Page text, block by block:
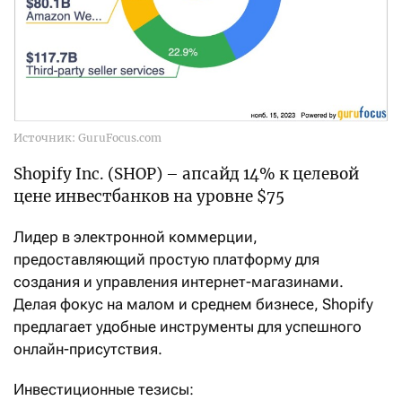
Источник: GuruFocus.com
Shopify Inc. (SHOP) – апсайд 14% к целевой
цене инвестбанков на уровне $75
Лидер в электронной коммерции,
предоставляющий простую платформу для
создания и управления интернет-магазинами.
Делая фокус на малом и среднем бизнесе, Shopify
предлагает удобные инструменты для успешного
онлайн-присутствия.
Инвестиционные тезисы: